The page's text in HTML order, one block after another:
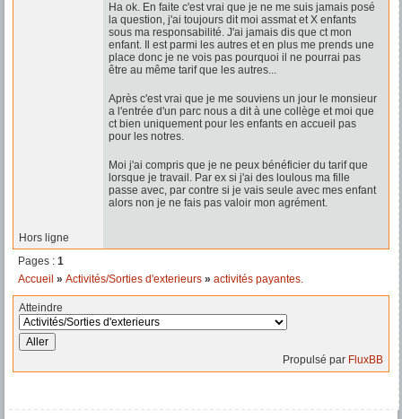
Ha ok. En faite c'est vrai que je ne me suis jamais posé
la question, j'ai toujours dit moi assmat et X enfants
sous ma responsabilité. J'ai jamais dis que ct mon
enfant. Il est parmi les autres et en plus me prends une
place donc je ne vois pas pourquoi il ne pourrai pas
être au même tarif que les autres...
Après c'est vrai que je me souviens un jour le monsieur
a l'entrée d'un parc nous a dit à une collège et moi que
ct bien uniquement pour les enfants en accueil pas
pour les notres.
Moi j'ai compris que je ne peux bénéficier du tarif que
lorsque je travail. Par ex si j'ai des loulous ma fille
passe avec, par contre si je vais seule avec mes enfant
alors non je ne fais pas valoir mon agrément.
Hors ligne
Pages : 1
Accueil » Activités/Sorties d'exterieurs » activités payantes.
Atteindre
Propulsé par FluxBB